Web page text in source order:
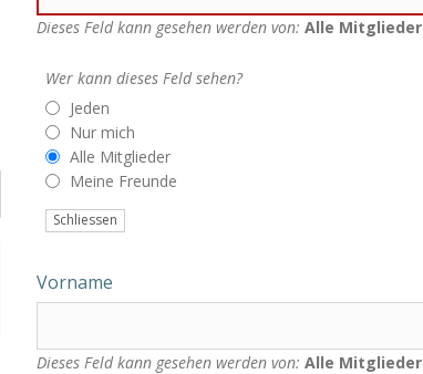
Dieses Feld kann gesehen werden von: Alle Mitglieder
Wer kann dieses Feld sehen?
Jeden
Nur mich
Alle Mitglieder
Meine Freunde
Schliessen
Vorname
Dieses Feld kann gesehen werden von: Alle Mitglieder